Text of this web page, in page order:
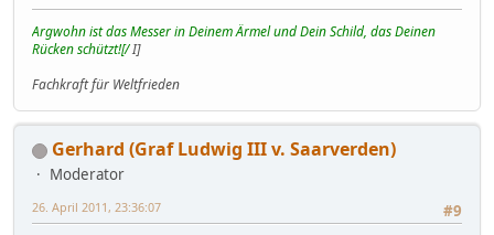
Argwohn ist das Messer in Deinem Ärmel und Dein Schild, das Deinen
Rücken schützt![/I]
Fachkraft für Weltfrieden
Gerhard (Graf Ludwig III v. Saarverden)
Moderator
#9
26. April 2011, 23:36:07